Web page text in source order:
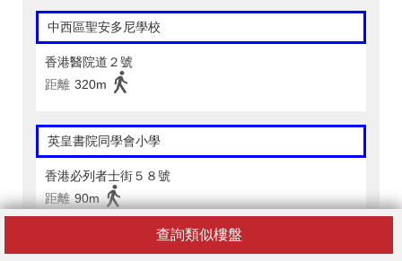
查詢類似樓盤
中西區聖安多尼學校
香港醫院道２號
距離 320m
英皇書院同學會小學
香港必列者士街５８號
距離 90m
英皇書院同學會小學(二校)